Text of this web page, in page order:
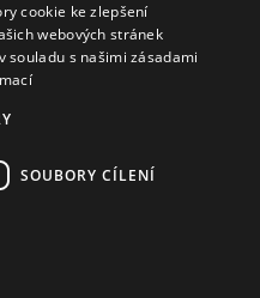
cookie ke zlepšení
webových stránek
souladu s našimi zásadami
SOUBORY CÍLENÍ